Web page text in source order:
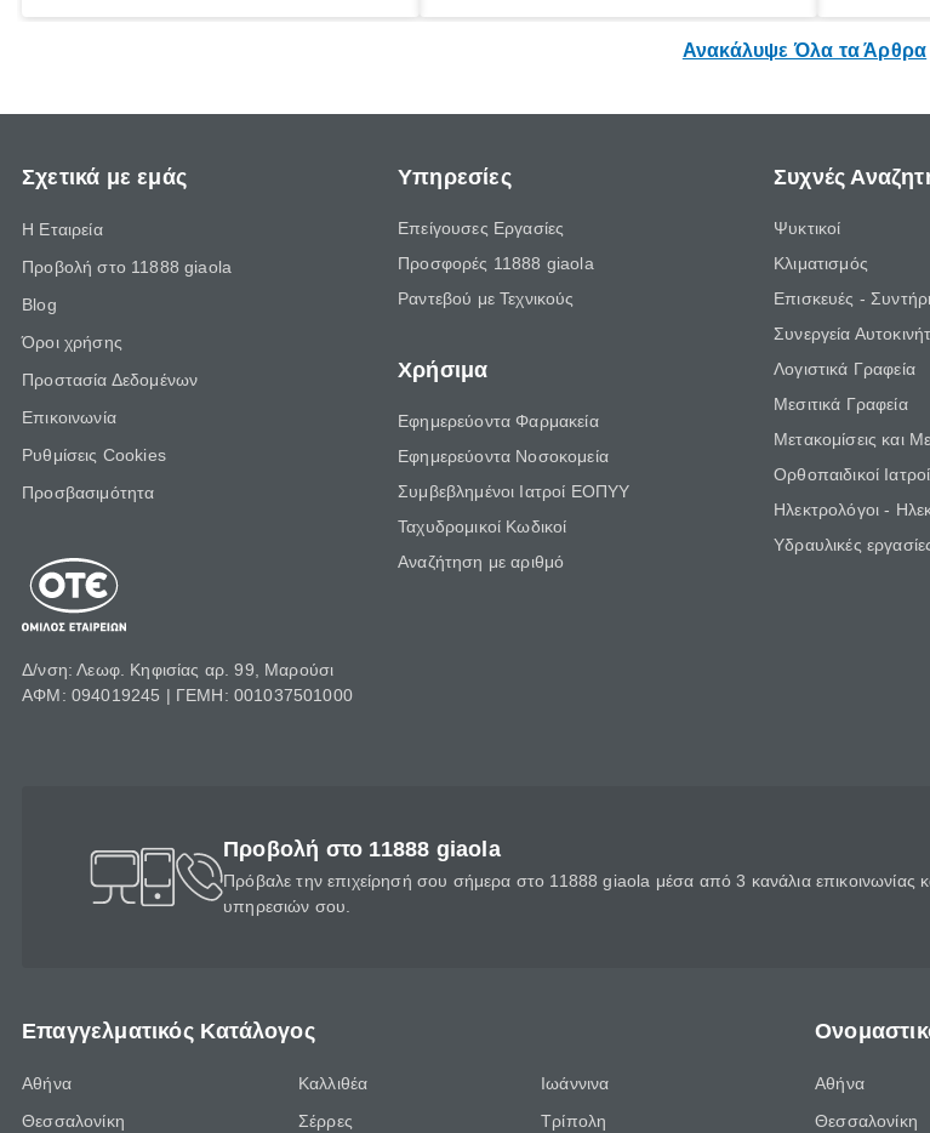
Ανακάλυψε Όλα τα Άρθρα
Σχετικά με εμάς
Η Εταιρεία
Προβολή στο 11888 giaola
Blog
Όροι χρήσης
Προστασία Δεδομένων
Επικοινωνία
Ρυθμίσεις Cookies
Προσβασιμότητα
Δ/νση: Λεωφ. Κηφισίας αρ. 99, Μαρούσι
ΑΦΜ: 094019245 | ΓΕΜΗ: 001037501000
Υπηρεσίες
Επείγουσες Εργασίες
Προσφορές 11888 giaola
Ραντεβού με Τεχνικούς
Χρήσιμα
Εφημερεύοντα Φαρμακεία
Εφημερεύοντα Νοσοκομεία
Συμβεβλημένοι Ιατροί ΕΟΠΥΥ
Ταχυδρομικοί Κωδικοί
Αναζήτηση με αριθμό
Συχνές
Ψυκτικοί
Κλιματισμός
Επισκευές -
Συνεργεία
Λογιστικά Γραφεία
Μεσιτικά Γραφεία
Μετακομίσεις και
Ορθοπαιδικοί Ιατροί
Ηλεκτρολόγοι -
Υδραυλικές
Προβολή στο 11888 giaola
Πρόβαλε την επιχείρησή σου σήμερα στο 11888 giaola μέσα από 3 κανάλια επικοινωνίας
υπηρεσιών σου.
Επαγγελματικός Κατάλογος
Αθήνα
Θεσσαλονίκη
Καλλιθέα
Σέρρες
Ιωάννινα
Τρίπολη
Αθήνα
Θεσσαλονίκη